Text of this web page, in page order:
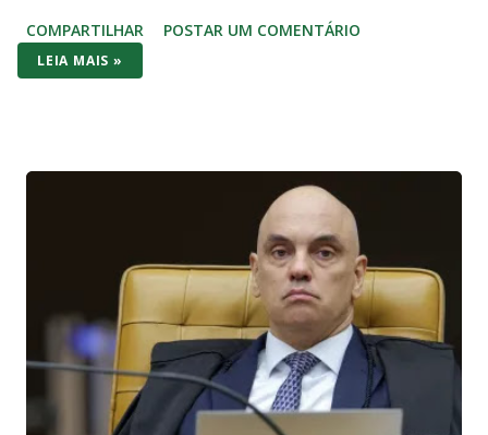
como parceira de verificação — a mesma infraestrutura KYC
usada por serviços financeiros — e exige passaporte físico,
medida, no entanto, não é universal. A Anthropic lançou o
mecanismo de autenticação em alguns casos de uso do
Claude para prevenir abusos, aplicar políticas de uso e
cumprir obrigações legais. A empresa afirma que não utiliza
os dados de verificação para treinar modelos, e que as
informações ficam armazenadas nos servidores da Persona
— não nos sistemas da Anthropic. Claude Ainda assim, a
falta de transparê...
COMPARTILHAR POSTAR UM COMENTÁRIO
LEIA MAIS »